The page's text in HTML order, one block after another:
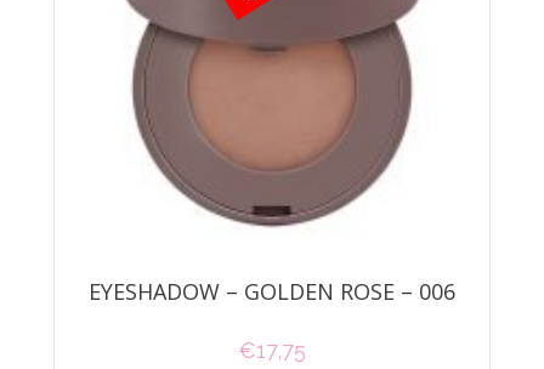
EYESHADOW – GOLDEN ROSE – 006
€17,75